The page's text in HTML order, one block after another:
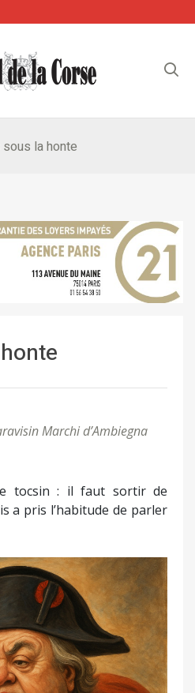
la honte
Marchi d’Ambiegna
tocsin : il faut sortir de
a pris l’habitude de parler